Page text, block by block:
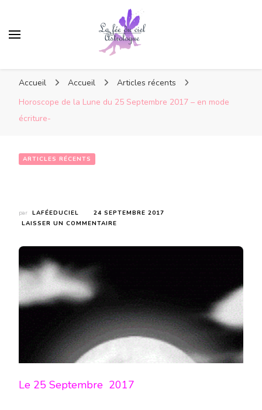
Accueil Accueil
Articles récents
Horoscope de la Lune du 25 Septembre 2017 – en mode
écriture-
ARTICLES RÉCENTS
par LAFÉEDUCIEL
24 SEPTEMBRE 2017
LAISSER UN COMMENTAIRE
2017
–
EN
MODE
Le 25 Septembre 2017